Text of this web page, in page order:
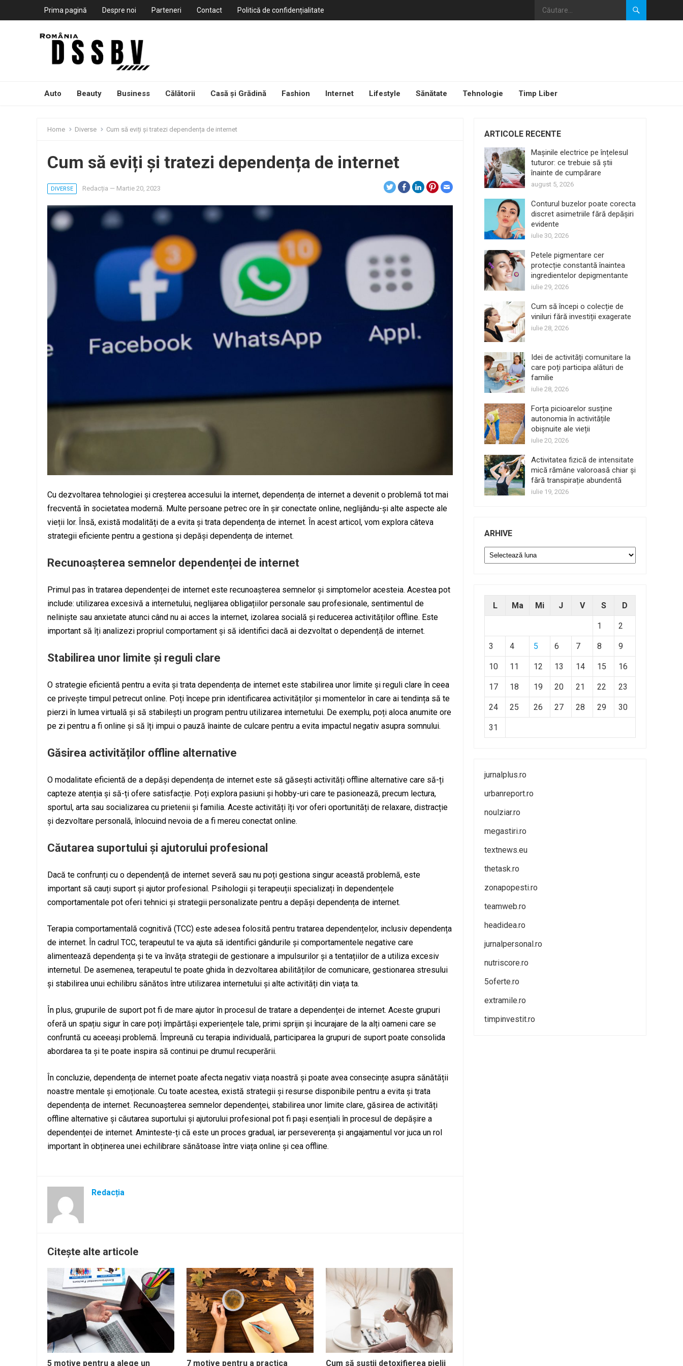
Prima pagină Despre noi Parteneri Contact Politică de confidențialitate
Auto Beauty Business Călătorii Casă și Grădină Fashion Internet Lifestyle Sănătate Tehnologie Timp Liber
Home Diverse Cum să eviți și tratezi dependența de internet
Cum să eviți și tratezi dependența de internet
DIVERSE Redacția — Martie 20, 2023
Cu dezvoltarea tehnologiei și creșterea accesului la internet, dependența de internet a devenit o problemă tot mai
frecventă în societatea modernă. Multe persoane petrec ore în șir conectate online, neglijându-și alte aspecte ale
vieții lor. Însă, există modalități de a evita și trata dependența de internet. În acest articol, vom explora câteva
strategii eficiente pentru a gestiona și depăși dependența de internet.
Recunoașterea semnelor dependenței de internet
Primul pas în tratarea dependenței de internet este recunoașterea semnelor și simptomelor acesteia. Acestea pot
include: utilizarea excesivă a internetului, neglijarea obligațiilor personale sau profesionale, sentimentul de
neliniște sau anxietate atunci când nu ai acces la internet, izolarea socială și reducerea activităților offline. Este
important să îți analizezi propriul comportament și să identifici dacă ai dezvoltat o dependență de internet.
Stabilirea unor limite și reguli clare
O strategie eficientă pentru a evita și trata dependența de internet este stabilirea unor limite și reguli clare în ceea
ce privește timpul petrecut online. Poți începe prin identificarea activităților și momentelor în care ai tendința să te
pierzi în lumea virtuală și să stabilești un program pentru utilizarea internetului. De exemplu, poți aloca anumite ore
pe zi pentru a fi online și să îți impui o pauză înainte de culcare pentru a evita impactul negativ asupra somnului.
Găsirea activităților offline alternative
O modalitate eficientă de a depăși dependența de internet este să găsești activități offline alternative care să-ți
capteze atenția și să-ți ofere satisfacție. Poți explora pasiuni și hobby-uri care te pasionează, precum lectura,
sportul, arta sau socializarea cu prietenii și familia. Aceste activități îți vor oferi oportunități de relaxare, distracție
și dezvoltare personală, înlocuind nevoia de a fi mereu conectat online.
Căutarea suportului și ajutorului profesional
Dacă te confrunți cu o dependență de internet severă sau nu poți gestiona singur această problemă, este
important să cauți suport și ajutor profesional. Psihologii și terapeuții specializați în dependențele
comportamentale pot oferi tehnici și strategii personalizate pentru a depăși dependența de internet.
Terapia comportamentală cognitivă (TCC) este adesea folosită pentru tratarea dependențelor, inclusiv dependența
de internet. În cadrul TCC, terapeutul te va ajuta să identifici gândurile și comportamentele negative care
alimentează dependența și te va învăța strategii de gestionare a impulsurilor și a tentațiilor de a utiliza excesiv
internetul. De asemenea, terapeutul te poate ghida în dezvoltarea abilităților de comunicare, gestionarea stresului
și stabilirea unui echilibru sănătos între utilizarea internetului și alte activități din viața ta.
În plus, grupurile de suport pot fi de mare ajutor în procesul de tratare a dependenței de internet. Aceste grupuri
oferă un spațiu sigur în care poți împărtăși experiențele tale, primi sprijin și încurajare de la alți oameni care se
confruntă cu aceeași problemă. Împreună cu terapia individuală, participarea la grupuri de suport poate consolida
abordarea ta și te poate inspira să continui pe drumul recuperării.
În concluzie, dependența de internet poate afecta negativ viața noastră și poate avea consecințe asupra sănătății
noastre mentale și emoționale. Cu toate acestea, există strategii și resurse disponibile pentru a evita și trata
dependența de internet. Recunoașterea semnelor dependenței, stabilirea unor limite clare, găsirea de activități
offline alternative și căutarea suportului și ajutorului profesional pot fi pași esențiali în procesul de depășire a
dependenței de internet. Aminteste-ți că este un proces gradual, iar perseverența și angajamentul vor juca un rol
important în obținerea unei echilibrare sănătoase între viața online și cea offline.
Redacția
Citește alte articole
5 motive pentru a alege un 7 motive pentru a practica Cum să susții detoxifierea pielii
ARTICOLE RECENTE
Mașinile electrice pe înțelesul
tuturor: ce trebuie să știi
înainte de cumpărare
august 5, 2026
Conturul buzelor poate corecta
discret asimetriile fără depășiri
evidente
iulie 30, 2026
Petele pigmentare cer
protecție constantă înaintea
ingredientelor depigmentante
iulie 29, 2026
Cum să începi o colecție de
viniluri fără investiții exagerate
iulie 28, 2026
Idei de activități comunitare la
care poți participa alături de
familie
iulie 28, 2026
Forța picioarelor susține
autonomia în activitățile
obișnuite ale vieții
iulie 20, 2026
Activitatea fizică de intensitate
mică rămâne valoroasă chiar și
fără transpirație abundentă
iulie 19, 2026
ARHIVE
Arhive
L Ma Mi J V S D
1 2
3 4 5 6 7 8 9
10 11 12 13 14 15 16
17 18 19 20 21 22 23
24 25 26 27 28 29 30
31
jurnalplus.ro
urbanreport.ro
noulziar.ro
megastiri.ro
textnews.eu
thetask.ro
zonapopesti.ro
teamweb.ro
headidea.ro
jurnalpersonal.ro
nutriscore.ro
5oferte.ro
extramile.ro
timpinvestit.ro